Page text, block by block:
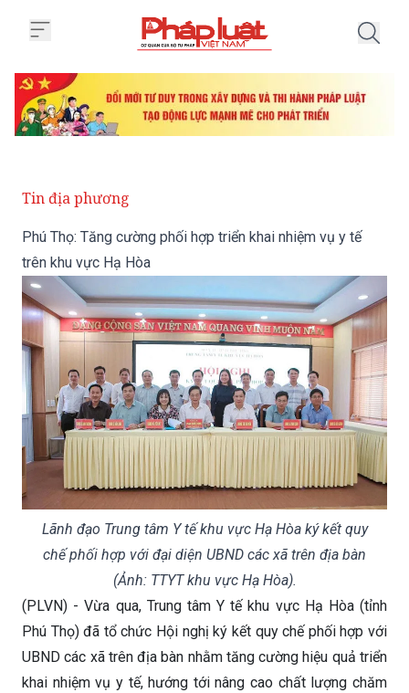
Tin địa phương
Phú Thọ: Tăng cường phối hợp triển khai nhiệm vụ y tế
trên khu vực Hạ Hòa
Lãnh đạo Trung tâm Y tế khu vực Hạ Hòa ký kết quy
chế phối hợp với đại diện UBND các xã trên địa bàn
(Ảnh: TTYT khu vực Hạ Hòa).
(PLVN) - Vừa qua, Trung tâm Y tế khu vực Hạ Hòa (tỉnh
Phú Thọ) đã tổ chức Hội nghị ký kết quy chế phối hợp với
UBND các xã trên địa bàn nhằm tăng cường hiệu quả triển
khai nhiệm vụ y tế, hướng tới nâng cao chất lượng chăm